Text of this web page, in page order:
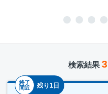
検索結果 3
終了
間近
残り1日